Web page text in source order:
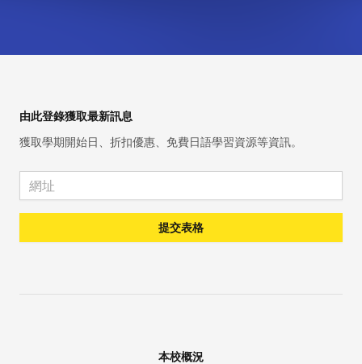
由此登錄獲取最新訊息
獲取學期開始日、折扣優惠、免費日語學習資源等資訊。
Email address
提交表格
本校概況